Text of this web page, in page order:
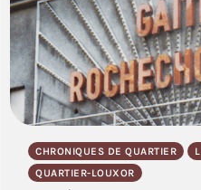
CHRONIQUES DE QUARTIER
QUARTIER-LOUXOR